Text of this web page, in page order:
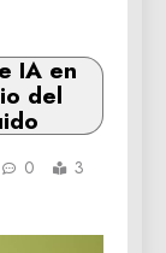
IA en
del
0
3